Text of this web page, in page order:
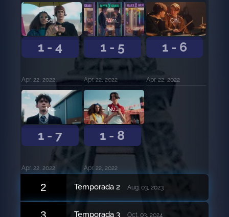
1 - 4
Secreto
Apr. 22, 2022
1 - 5
Amigo
Apr. 22, 2022
1 - 6
Chicas
Apr. 22, 2022
1 - 7
Matón
Apr. 22, 2022
1 - 8
Novio
Apr. 22, 2022
2 Temporada 2 Aug. 03, 2023
Temporada 3 Oct. 03, 2024